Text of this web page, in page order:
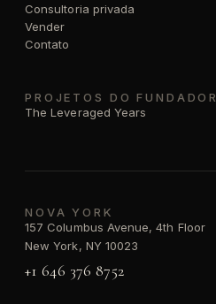
Consultoria privada
Vender
Contato
PROJETOS DO FUNDADOR
The Leveraged Years
NOVA YORK
157 Columbus Avenue, 4th Floor
New York, NY 10023
+1 646 376 8752